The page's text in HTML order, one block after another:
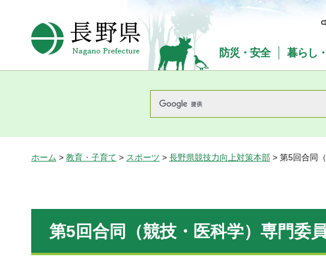
長野県Nagano Prefecture
防災・安全 暮らし
ホーム > 教育・子育て > スポーツ > 長野県競技力向上対策本部 > 第5回合同
第5回合同（競技・医科学）専門委